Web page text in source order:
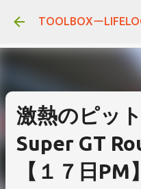
スキップしてメ
TOOLBOXー
激熱のピッ
Super GT
【１７日PM】